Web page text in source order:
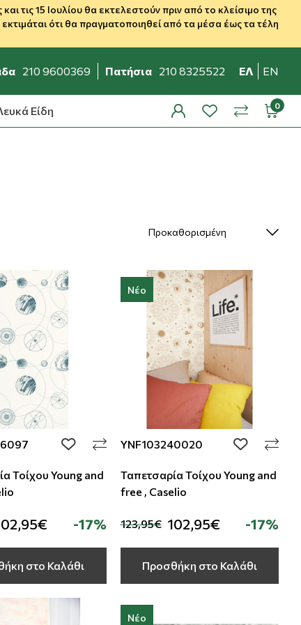
τις 15 Ιουλίου θα εκτελεστούν πριν από το κλείσιμο της
ότι θα πραγματοποιηθεί από τα μέσα έως τα τέλη
210 9600369 Πατήσια 210 8325522 ΕΛ EN
Είδη profilewishlistcompare
add to wishlist
Τοίχου Young and
-17%
στο Καλάθι
Νέο
YNF103240020 add to
Ταπετσαρία Τοίχου Young and
free , Caselio
123,95€ 102,95€ -17%
Προσθήκη στο Καλάθι
Νέο